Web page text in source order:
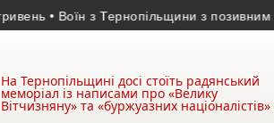
• Воїн з Тернопільщини з позивним
На Тернопільщині досі стоїть радянський
меморіал із написами про «Велику
Вітчизняну» та «буржуазних націоналістів»